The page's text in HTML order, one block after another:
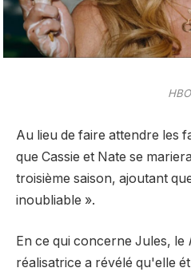
HBO
Au lieu de faire attendre les
que Cassie et Nate se
troisième saison, ajoutant
inoubliable ».
En ce qui concerne Jules, le
réalisatrice a révélé qu'elle